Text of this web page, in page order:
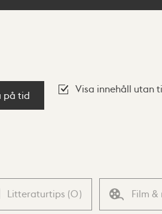
på tid
Visa innehåll utan
Litteraturtips (0) Film